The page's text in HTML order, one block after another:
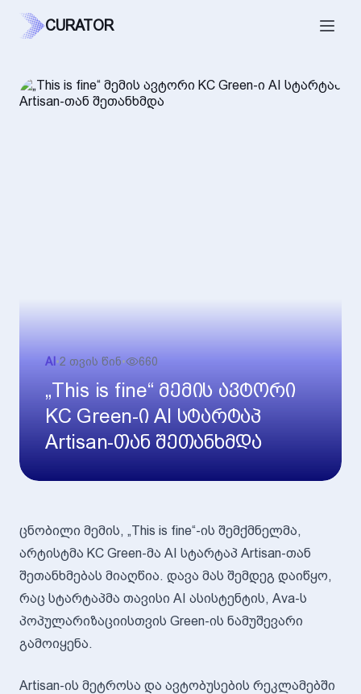
CURATOR
AI •2 თვის წინ• 660
„This is fine“ მემის ავტორი
KC Green-ი AI სტარტაპ
Artisan-თან შეთანხმდა
ცნობილი მემის, „This is fine“-ის შემქმნელმა,
არტისტმა KC Green-მა AI სტარტაპ Artisan-თან
შეთანხმებას მიაღწია. დავა მას შემდეგ დაიწყო,
რაც სტარტაპმა თავისი AI ასისტენტის, Ava-ს
პოპულარიზაციისთვის Green-ის ნამუშევარი
გამოიყენა.
Artisan-ის მეტროსა და ავტობუსების რეკლამებში